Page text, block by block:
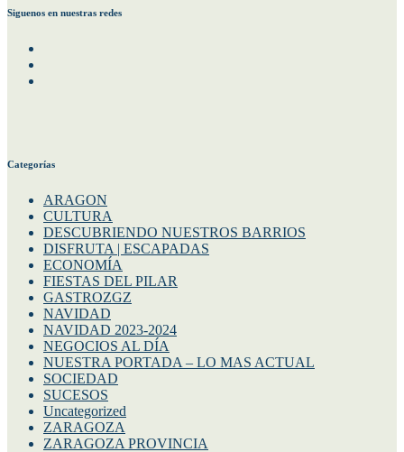
Siguenos en nuestras redes
Categorías
ARAGON
CULTURA
DESCUBRIENDO NUESTROS BARRIOS
DISFRUTA | ESCAPADAS
ECONOMÍA
FIESTAS DEL PILAR
GASTROZGZ
NAVIDAD
NAVIDAD 2023-2024
NEGOCIOS AL DÍA
NUESTRA PORTADA – LO MAS ACTUAL
SOCIEDAD
SUCESOS
Uncategorized
ZARAGOZA
ZARAGOZA PROVINCIA